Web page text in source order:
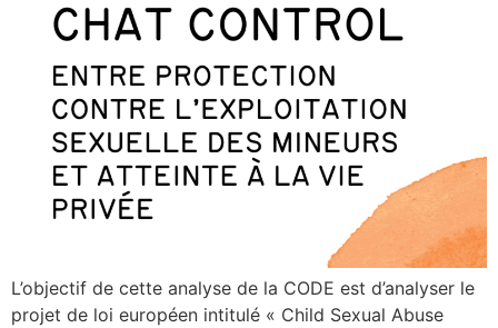
L’objectif de cette analyse de la CODE est d’analyser le
projet de loi européen intitulé « Child Sexual Abuse